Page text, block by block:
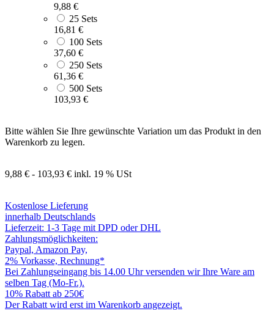
9,88 €
25 Sets
16,81 €
100 Sets
37,60 €
250 Sets
61,36 €
500 Sets
103,93 €
Bitte wählen Sie Ihre gewünschte Variation um das Produkt in den
Warenkorb zu legen.
9,88 € - 103,93 € inkl. 19 % USt
Kostenlose Lieferung
innerhalb Deutschlands
Lieferzeit: 1-3 Tage mit DPD oder DHL
Zahlungsmöglichkeiten:
Paypal, Amazon Pay,
2% Vorkasse, Rechnung*
Bei Zahlungseingang bis 14.00 Uhr versenden wir Ihre Ware am
selben Tag (Mo-Fr.).
10% Rabatt ab 250€
Der Rabatt wird erst im Warenkorb angezeigt.